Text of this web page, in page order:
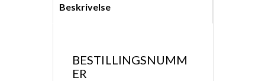
Beskrivelse
BESTILLINGSNUMM
ER